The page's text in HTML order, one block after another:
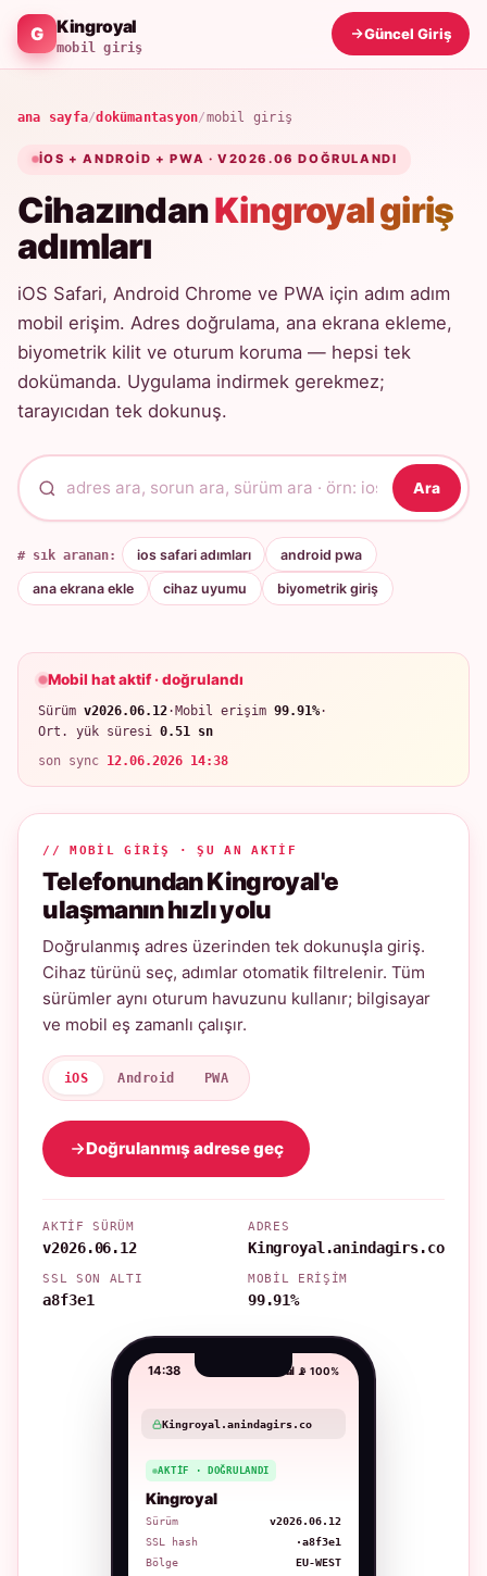
Kingroyal
mobil giriş
Güncel Giriş
ana sayfa/dokümantasyon/mobil giriş
IOS + ANDROID + PWA · V2026.06 DOĞRULANDI
CihazındanKingroyal giriş
adımları
iOS Safari, Android Chrome ve PWA için adım adım
mobil erişim. Adres doğrulama, ana ekrana ekleme,
biyometrik kilit ve oturum koruma — hepsi tek
dokümanda. Uygulama indirmek gerekmez;
tarayıcıdan tek dokunuş.
Ara
# sık aranan: ios safari adımları android pwa
ana ekrana ekle cihaz uyumu biyometrik giriş
Mobil hat aktif · doğrulandı
Sürüm v2026.06.12·Mobil erişim 99.91%·
Ort. yük süresi 0.51 sn
son sync 12.06.2026 14:38
// MOBIL GIRIŞ · ŞU AN AKTIF
Telefonundan Kingroyal'e
ulaşmanın hızlı yolu
Doğrulanmış adres üzerinden tek dokunuşla giriş.
Cihaz türünü seç, adımlar otomatik filtrelenir. Tüm
sürümler aynı oturum havuzunu kullanır; bilgisayar
ve mobil eş zamanlı çalışır.
iOS Android PWA
Doğrulanmış adrese geç
AKTIF SÜRÜM
v2026.06.12
ADRES
Kingroyal.anindagirs.co
SSL SON ALTI
a8f3e1
MOBIL ERIŞIM
99.91%
14:38 📶 📡 100%
Kingroyal.anindagirs.co
AKTIF · DOĞRULANDI
Kingroyal
Sürüm
v2026.06.12
SSL hash
·a8f3e1
Bölge
EU-WEST